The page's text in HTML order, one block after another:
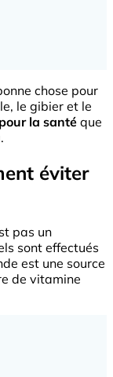
chose pour
le gibier et le
la santéque
.
éviter
pas un
sont effectués
est une source
de vitamine